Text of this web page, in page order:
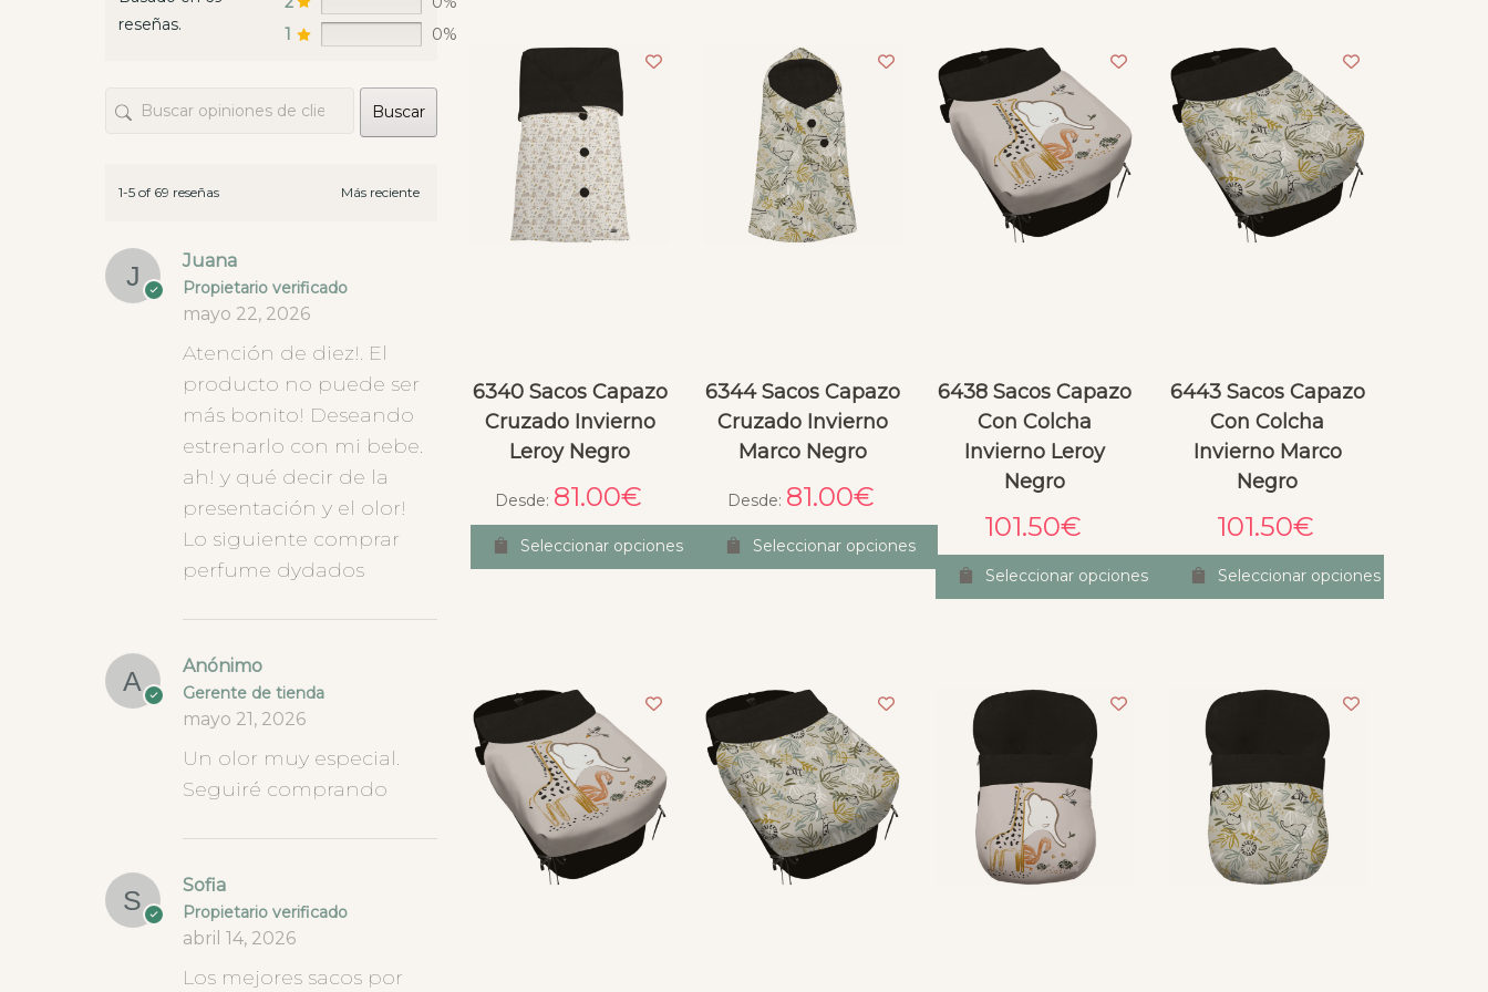
6340 Sacos Capazo
Cruzado Invierno
Leroy Negro
Desde: 81.00€
Seleccionar opciones
6344 Sacos Capazo
Cruzado Invierno
Marco Negro
Desde: 81.00€
Seleccionar opciones
6438 Sacos Capazo
Con Colcha
Invierno Leroy
Negro
101.50€
Seleccionar opciones
6443 Sacos Capazo
Con Colcha
Invierno Marco
Negro
101.50€
Seleccionar opciones
un sábado por la tarde,
enviando fotos y vídeos de
opciones, consejo...Lo dicho,
hay tiendas y luego están
este tipo de empresas en las
dinero
reseñas.
1
0%
Buscar
1-5 of 69 reseñas
Juana
Propietario verificado
mayo 22, 2026
Atención de diez!. El
producto no puede ser
más bonito! Deseando
estrenarlo con mi bebe.
ah! y qué decir de la
presentación y el olor!
Lo siguiente comprar
perfume dydados
Anónimo
Gerente de tienda
mayo 21, 2026
Un olor muy especial.
Seguiré comprando
Sofia
Propietario verificado
abril 14, 2026
Los mejores sacos por